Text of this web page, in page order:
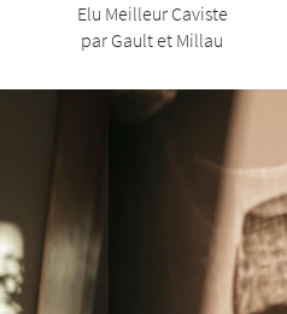
Elu Meilleur Caviste
par Gault et Millau